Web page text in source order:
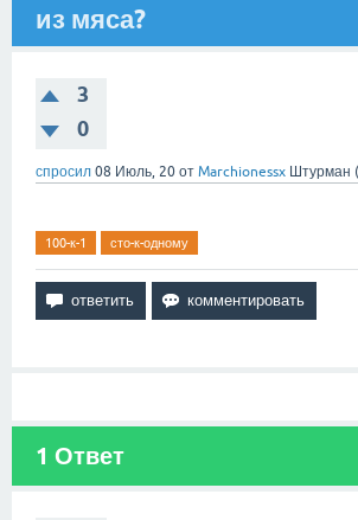
из мяса?
3
0
спросил 08 Июль, 20 от Marchionessx Штурман (
100-к-1 сто-к-одному
1 Ответ